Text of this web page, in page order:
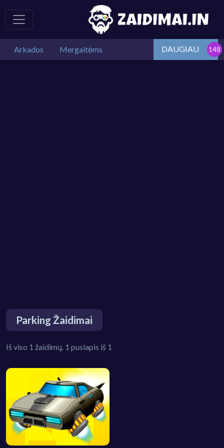
Arkados Mergaitėms DAUGIAU
Parking Žaidimai
Iš viso 1 žaidimų. 1 puslapis iš 1